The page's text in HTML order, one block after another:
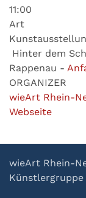
11:00
Art
Hinter dem
Rappenau -
ORGANIZER
wieArt Rhein-
Webseite
wieArt Rhein-
Künstlergruppe